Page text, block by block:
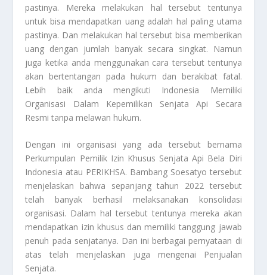
pastinya. Mereka melakukan hal tersebut tentunya
untuk bisa mendapatkan uang adalah hal paling utama
pastinya. Dan melakukan hal tersebut bisa memberikan
uang dengan jumlah banyak secara singkat. Namun
juga ketika anda menggunakan cara tersebut tentunya
akan bertentangan pada hukum dan berakibat fatal.
Lebih baik anda mengikuti Indonesia Memiliki
Organisasi Dalam Kepemilikan Senjata Api Secara
Resmi tanpa melawan hukum.
Dengan ini organisasi yang ada tersebut bernama
Perkumpulan Pemilik Izin Khusus Senjata Api Bela Diri
Indonesia atau PERIKHSA. Bambang Soesatyo tersebut
menjelaskan bahwa sepanjang tahun 2022 tersebut
telah banyak berhasil melaksanakan konsolidasi
organisasi. Dalam hal tersebut tentunya mereka akan
mendapatkan izin khusus dan memiliki tanggung jawab
penuh pada senjatanya. Dan ini berbagai pernyataan di
atas telah menjelaskan juga mengenai
Penjualan
Senjata.